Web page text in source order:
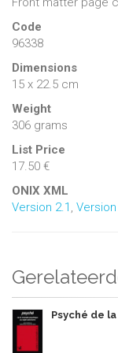
Code
96338
Dimensions
15 x 22.5 cm
Weight
306 grams
List Price
17.50 €
ONIX XML
Version 2.1
Psyché de